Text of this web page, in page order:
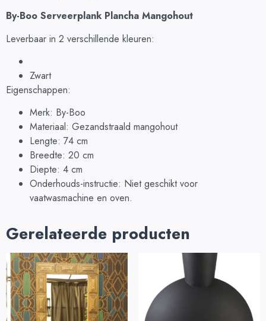
By-Boo Serveerplank Plancha Mangohout
Leverbaar in 2 verschillende kleuren:
Zwart
Eigenschappen:
Merk: By-Boo
Materiaal: Gezandstraald mangohout
Lengte: 74 cm
Breedte: 20 cm
Diepte: 4 cm
Onderhouds-instructie: Niet geschikt voor
vaatwasmachine en oven.
Gerelateerde producten